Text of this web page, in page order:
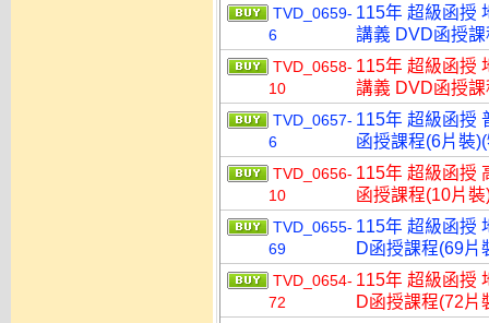
TVD_0659-
6
115年 超級函授
講義 DVD函授
TVD_0658-
10
115年 超級函授
講義 DVD函授
TVD_0657-
6
115年 超級函授
函授課程(6片裝
TVD_0656-
10
115年 超級函授
函授課程(10片
TVD_0655-
69
115年 超級函授
D函授課程(69片
TVD_0654-
72
115年 超級函授
D函授課程(72片